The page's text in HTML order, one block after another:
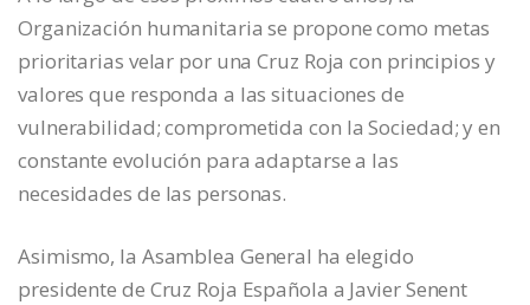
Organización humanitaria se propone como metas
prioritarias velar por una Cruz Roja con principios y
valores que responda a las situaciones de
vulnerabilidad; comprometida con la Sociedad; y en
constante evolución para adaptarse a las
necesidades de las personas.
Asimismo, la Asamblea General ha elegido
presidente de Cruz Roja Española a Javier Senent